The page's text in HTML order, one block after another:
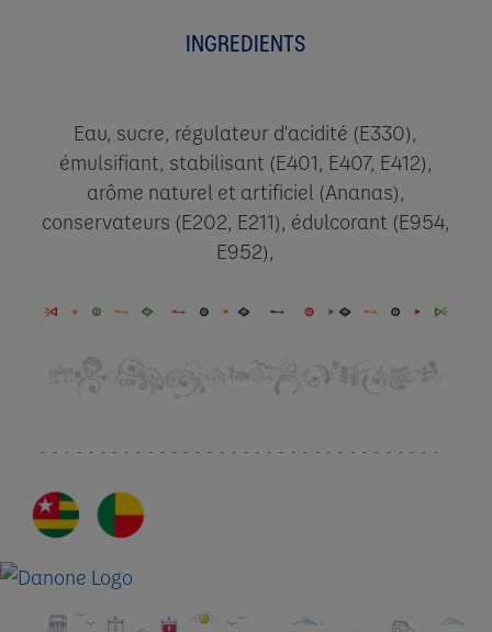
INGREDIENTS
Eau, sucre, régulateur d'acidité (E330),
émulsifiant, stabilisant (E401, E407, E412),
arôme naturel et artificiel (Ananas),
conservateurs (E202, E211), édulcorant (E954,
E952),